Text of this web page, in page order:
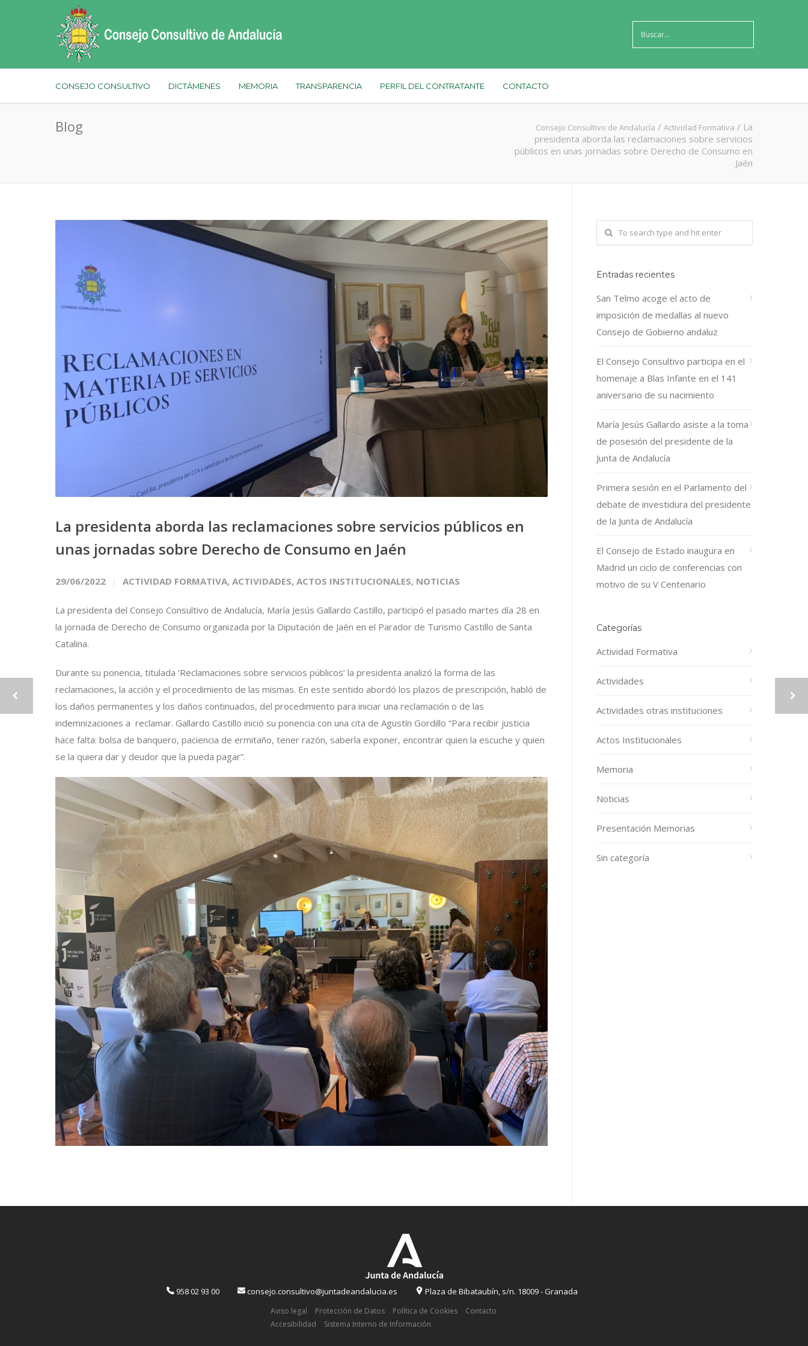
CONSEJO CONSULTIVO DICTÁMENES MEMORIA TRANSPARENCIA PERFIL DEL CONTRATANTE CONTACTO
Blog Consejo Consultivo de Andalucía / Actividad Formativa / La
presidenta aborda las reclamaciones sobre servicios
públicos en unas jornadas sobre Derecho de Consumo en
Jaén
La presidenta aborda las reclamaciones sobre servicios públicos en
unas jornadas sobre Derecho de Consumo en Jaén
29/06/2022 ACTIVIDAD FORMATIVA, ACTIVIDADES, ACTOS INSTITUCIONALES, NOTICIAS
La presidenta del Consejo Consultivo de Andalucía, María Jesús Gallardo Castillo, participó el pasado martes día 28 en
la jornada de Derecho de Consumo organizada por la Diputación de Jaén en el Parador de Turismo Castillo de Santa
Catalina.
Durante su ponencia, titulada ‘Reclamaciones sobre servicios públicos’ la presidenta analizó la forma de las
reclamaciones, la acción y el procedimiento de las mismas. En este sentido abordó los plazos de prescripción, habló de
los daños permanentes y los daños continuados, del procedimiento para iniciar una reclamación o de las
indemnizaciones a reclamar. Gallardo Castillo inició su ponencia con una cita de Agustín Gordillo “Para recibir justicia
hace falta: bolsa de banquero, paciencia de ermitaño, tener razón, saberla exponer, encontrar quien la escuche y quien
se la quiera dar y deudor que la pueda pagar”.
Entradas recientes
San Telmo acoge el acto de
imposición de medallas al nuevo
Consejo de Gobierno andaluz
El Consejo Consultivo participa en el
homenaje a Blas Infante en el 141
aniversario de su nacimiento
María Jesús Gallardo asiste a la toma
de posesión del presidente de la
Junta de Andalucía
Primera sesión en el Parlamento del
debate de investidura del presidente
de la Junta de Andalucía
El Consejo de Estado inaugura en
Madrid un ciclo de conferencias con
motivo de su V Centenario
Categorías
Actividad Formativa
Actividades
Actividades otras instituciones
Actos Institucionales
Memoria
Noticias
Presentación Memorias
Sin categoría
958 02 93 00 consejo.consultivo@juntadeandalucia.es Plaza de Bibataubín, s/n. 18009 - Granada
Aviso legal Protección de Datos Política de Cookies
Contacto
Accesibilidad
Sistema Interno de Información